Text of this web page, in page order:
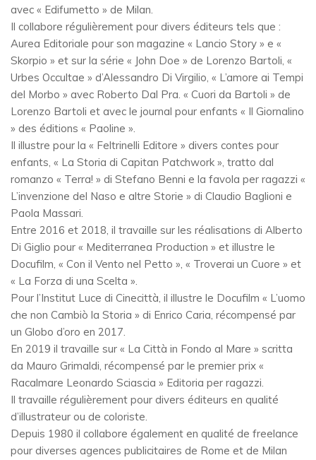
avec « Edifumetto » de Milan.
Il collabore régulièrement pour divers éditeurs tels que :
Aurea Editoriale pour son magazine « Lancio Story » e «
Skorpio » et sur la série « John Doe » de Lorenzo Bartoli, «
Urbes Occultae » d’Alessandro Di Virgilio, « L’amore ai Tempi
del Morbo » avec Roberto Dal Pra. « Cuori da Bartoli » de
Lorenzo Bartoli et avec le journal pour enfants « Il Giornalino
» des éditions « Paoline ».
Il illustre pour la « Feltrinelli Editore » divers contes pour
enfants, « La Storia di Capitan Patchwork », tratto dal
romanzo « Terra! » di Stefano Benni e la favola per ragazzi «
L’invenzione del Naso e altre Storie » di Claudio Baglioni e
Paola Massari.
Entre 2016 et 2018, il travaille sur les réalisations di Alberto
Di Giglio pour « Mediterranea Production » et illustre le
Docufilm, « Con il Vento nel Petto », « Troverai un Cuore » et
« La Forza di una Scelta ».
Pour l’Institut Luce di Cinecittà, il illustre le Docufilm « L’uomo
che non Cambiò la Storia » di Enrico Caria, récompensé par
un Globo d’oro en 2017.
En 2019 il travaille sur « La Città in Fondo al Mare » scritta
da Mauro Grimaldi, récompensé par le premier prix «
Racalmare Leonardo Sciascia » Editoria per ragazzi.
Il travaille régulièrement pour divers éditeurs en qualité
d’illustrateur ou de coloriste.
Depuis 1980 il collabore également en qualité de freelance
pour diverses agences publicitaires de Rome et de Milan